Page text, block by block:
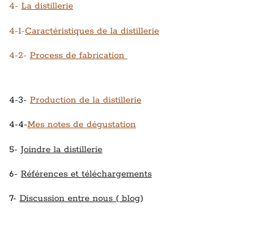
4- La distillerie
4-1-Caractéristiques de la distillerie
4-2- Process de fabrication
4-3- Production de la distillerie
4-4-Mes notes de dégustation
5- Joindre la distillerie
6- Références et téléchargements
7- Discussion entre nous ( blog)